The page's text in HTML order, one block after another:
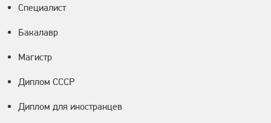
Специалист
Бакалавр
Магистр
Диплом СССР
Диплом для иностранцев